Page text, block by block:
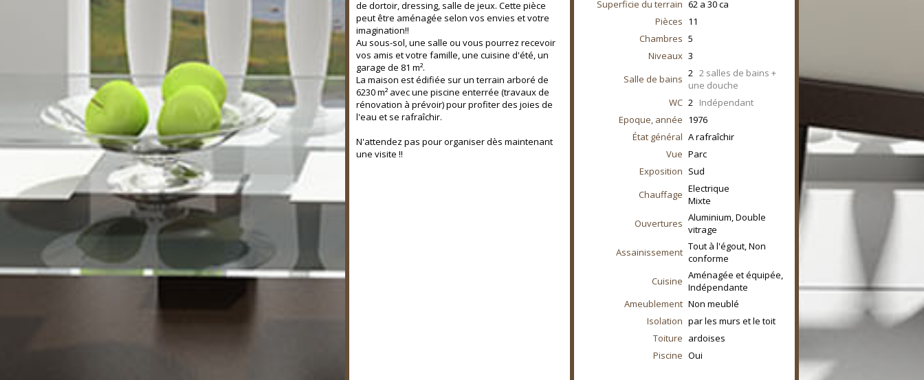
de dortoir, dressing, salle de jeux. Cette pièce
peut être aménagée selon vos envies et votre
imagination!!
Au sous-sol, une salle ou vous pourrez recevoir
vos amis et votre famille, une cuisine d'été, un
garage de 81 m².
La maison est édifiée sur un terrain arboré de
6230 m² avec une piscine enterrée (travaux de
rénovation à prévoir) pour profiter des joies de
l'eau et se rafraîchir.
N'attendez pas pour organiser dès maintenant
une visite !!
Superficie du terrain 62 a 30 ca
Pièces 11
Chambres 5
Niveaux 3
Salle de bains 2 2 salles de bains +
une douche
WC 2 Indépendant
Epoque, année 1976
État général A rafraîchir
Vue Parc
Exposition Sud
Chauffage Electrique
Mixte
Ouvertures Aluminium, Double
vitrage
Assainissement Tout à l'égout, Non
conforme
Cuisine Aménagée et équipée,
Indépendante
Ameublement Non meublé
Isolation par les murs et le toit
Toiture ardoises
Piscine Oui